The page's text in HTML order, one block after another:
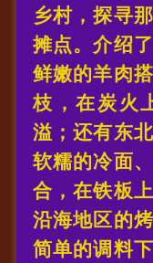
乡村，探寻
摊点。介绍
鲜嫩的羊肉
枝，在炭火
溢；还有东
软糯的冷面
合，在铁板
沿海地区的
简单的调料